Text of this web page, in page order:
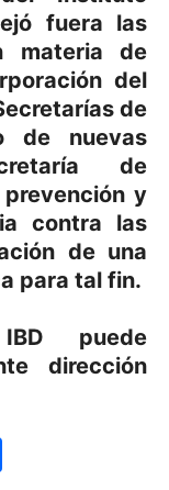
fuera las
materia de
del
de
de nuevas
de
y
contra las
de una
para tal fin.
puede
dirección